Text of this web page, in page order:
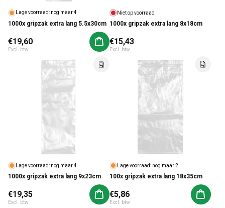
Lage voorraad: nog maar 4
1000x gripzak extra lang 5.5x30cm
Normale prijs
€19,60
Excl. btw
Aan winkelwagen toevoegen
Niet op voorraad
1000x gripzak extra lang 8x18cm
Normale prijs
€15,43
Excl. btw
Lage voorraad: nog maar 4
1000x gripzak extra lang 9x23cm
Normale prijs
€19,35
Excl. btw
Aan winkelwagen toevoegen
Lage voorraad: nog maar 2
100x gripzak extra lang 18x35cm
Normale prijs
€5,86
Excl. btw
Aan